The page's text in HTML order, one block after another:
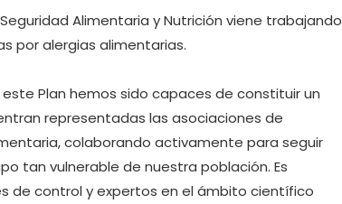
Alimentaria y Nutrición viene trabajando
por alergias alimentarias.
Plan hemos sido capaces de constituir un
representadas las asociaciones de
colaborando activamente para seguir
tan vulnerable de nuestra población. Es
de control y expertos en el ámbito científico